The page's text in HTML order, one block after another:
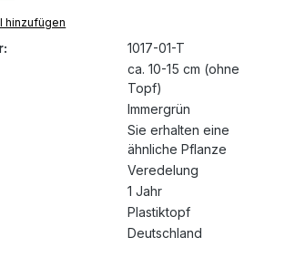
hinzufügen
1017-01-T
ca. 10-15 cm (ohne
Topf)
Immergrün
Sie erhalten eine
ähnliche Pflanze
Veredelung
1 Jahr
Plastiktopf
Deutschland